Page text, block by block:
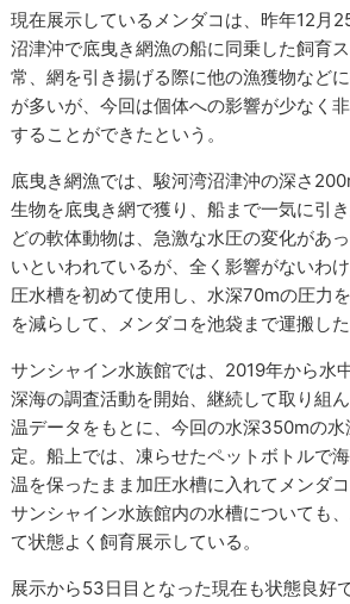
現在展示しているメンダコは、昨年12月
沼津沖で底曳き網漁の船に同乗した飼育
常、網を引き揚げる際に他の漁獲物など
が多いが、今回は個体への影響が少なく
することができたという。
底曳き網漁では、駿河湾沼津沖の深さ
生物を底曳き網で獲り、船まで一気に引
どの軟体動物は、急激な水圧の変化があ
いといわれているが、全く影響がないわ
圧水槽を初めて使用し、水深70mの圧力
を減らして、メンダコを池袋まで運搬した
サンシャイン水族館では、2019年から水
深海の調査活動を開始、継続して取り組
温データをもとに、今回の水深350mの
定。船上では、凍らせたペットボトルで
温を保ったまま加圧水槽に入れてメンダコ
サンシャイン水族館内の水槽についても
て状態よく飼育展示している。
展示から53日目となった現在も状態良好